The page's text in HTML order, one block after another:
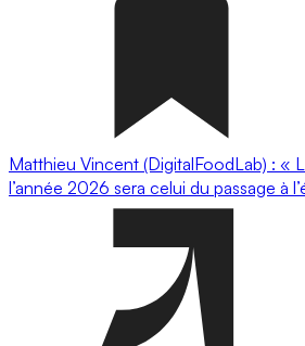
Matthieu Vincent (DigitalFoodLab) : «
l’année 2026 sera celui du passage à